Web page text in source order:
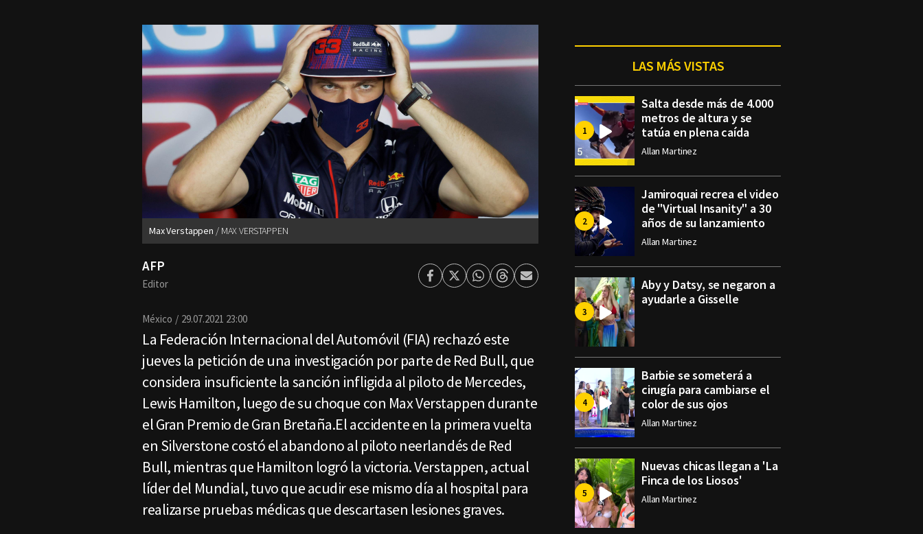
Max Verstappen MAX VERSTAPPEN
AFP
Editor Facebook
TwitterWhatsapp
ThreadsEnviar
México 29.07.2021 23:00
La Federación Internacional del Automóvil (FIA) rechazó este
jueves la petición de una investigación por parte de Red Bull, que
considera insuficiente la sanción infligida al piloto de Mercedes,
Lewis Hamilton, luego de su choque con Max Verstappen durante
el Gran Premio de Gran Bretaña.El accidente en la primera vuelta
en Silverstone costó el abandono al piloto neerlandés de Red
Bull, mientras que Hamilton logró la victoria. Verstappen, actual
líder del Mundial, tuvo que acudir ese mismo día al hospital para
realizarse pruebas médicas que descartasen lesiones graves.
LAS MÁS VISTAS
Salta desde más de 4.000
metros de altura y se
tatúa en plena caída
Allan Martinez
Jamiroquai recrea el video
de "Virtual Insanity" a 30
años de su lanzamiento
Allan Martinez
Aby y Datsy, se negaron a
ayudarle a Gisselle
Barbie se someterá a
cirugía para cambiarse el
color de sus ojos
Allan Martinez
Nuevas chicas llegan a 'La
Finca de los Liosos'
Allan Martinez